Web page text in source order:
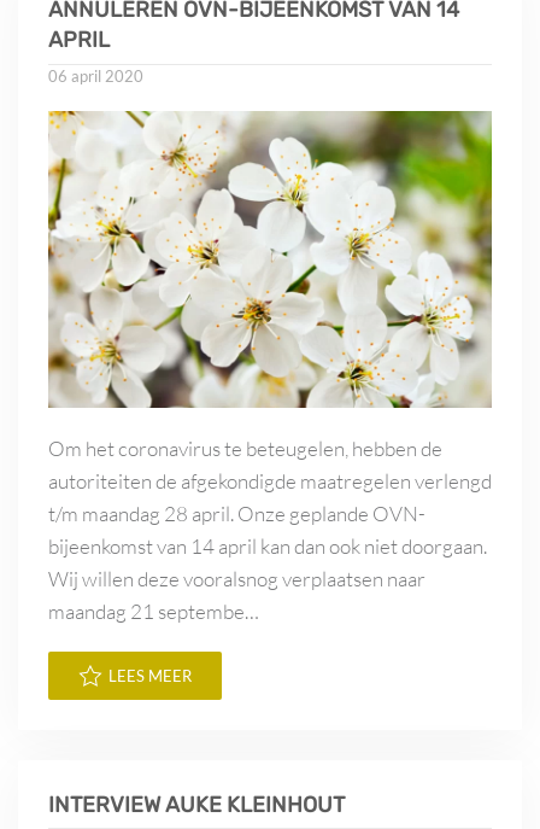
ANNULEREN OVN-BIJEENKOMST VAN 14
APRIL
06 april 2020
Om het coronavirus te beteugelen, hebben de
autoriteiten de afgekondigde maatregelen verlengd
t/m maandag 28 april. Onze geplande OVN-
bijeenkomst van 14 april kan dan ook niet doorgaan.
Wij willen deze vooralsnog verplaatsen naar
maandag 21 septembe…
LEES MEER
INTERVIEW AUKE KLEINHOUT